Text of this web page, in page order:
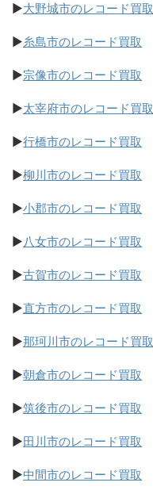
▶大野城市のレコード買取
▶糸島市のレコード買取
▶宗像市のレコード買取
▶太宰府市のレコード買取
▶行橋市のレコード買取
▶柳川市のレコード買取
▶小郡市のレコード買取
▶八女市のレコード買取
▶古賀市のレコード買取
▶直方市のレコード買取
▶那珂川市のレコード買取
▶朝倉市のレコード買取
▶筑後市のレコード買取
▶田川市のレコード買取
▶中間市のレコード買取